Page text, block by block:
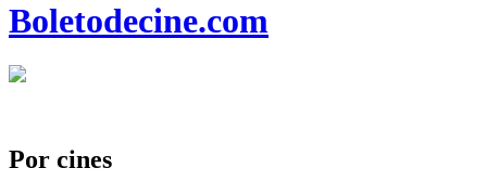
Boletodecine.com
Por cines